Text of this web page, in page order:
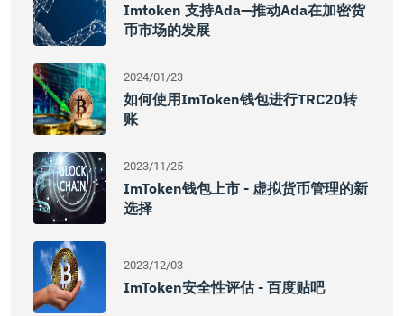
Imtoken 支持ada—推动ada在加密货
币市场的发展
2024/01/23
如何使用imToken钱包进行TRC20转
账
2023/11/25
ImToken钱包上市 - 虚拟货币管理的新
选择
2023/12/03
ImToken安全性评估 - 百度贴吧